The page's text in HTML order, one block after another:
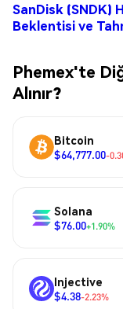
SanDisk (SNDK)
Beklentisi ve
Phemex'te
Alınır?
Bitcoin
$64,777.00-
Solana
$76.00+1.90%
Injective
$4.38-2.23%